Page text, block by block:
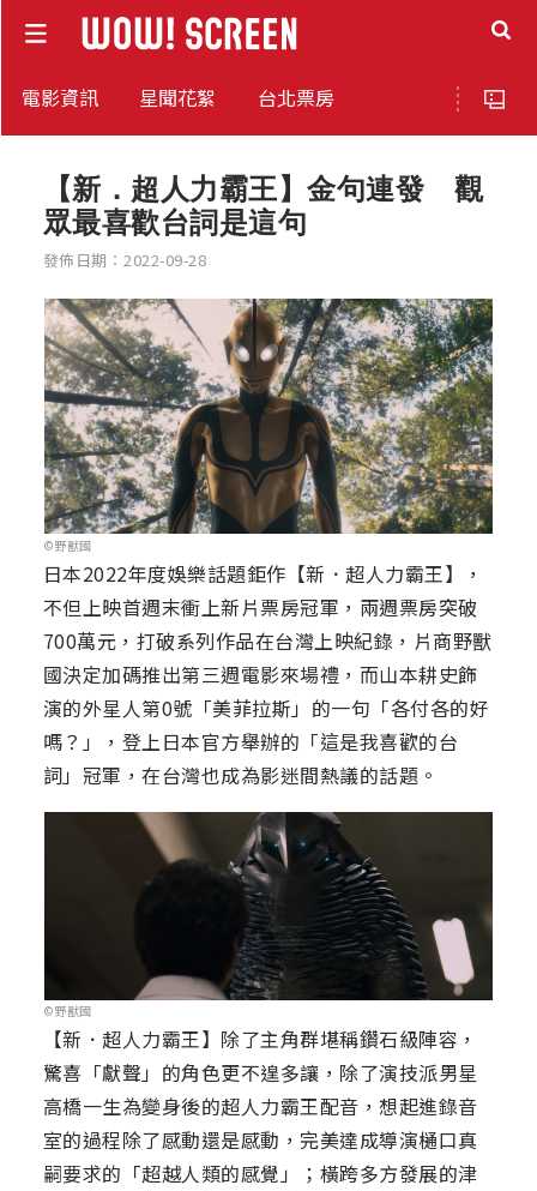
電影資訊 星聞花絮 台北票房
【新．超人力霸王】金句連發 觀
眾最喜歡台詞是這句
發佈日期：2022-09-28
©野獸國
日本2022年度娛樂話題鉅作【新．超人力霸王】，
不但上映首週末衝上新片票房冠軍，兩週票房突破
700萬元，打破系列作品在台灣上映紀錄，片商野獸
國決定加碼推出第三週電影來場禮，而山本耕史飾
演的外星人第0號「美菲拉斯」的一句「各付各的好
嗎？」，登上日本官方舉辦的「這是我喜歡的台
詞」冠軍，在台灣也成為影迷間熱議的話題。
©野獸國
【新．超人力霸王】除了主角群堪稱鑽石級陣容，
驚喜「獻聲」的角色更不遑多讓，除了演技派男星
高橋一生為變身後的超人力霸王配音，想起進錄音
室的過程除了感動還是感動，完美達成導演樋口真
嗣要求的「超越人類的感覺」；橫跨多方發展的津